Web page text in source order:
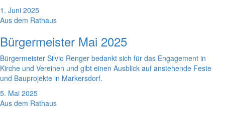
1. Juni 2025
Aus dem Rathaus
Bürgermeister Mai 2025
Bürgermeister Silvio Renger bedankt sich für das Engagement in
Kirche und Vereinen und gibt einen Ausblick auf anstehende Feste
und Bauprojekte in Markersdorf.
5. Mai 2025
Aus dem Rathaus